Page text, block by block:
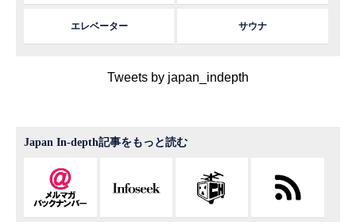
エレベーター サウナ
Tweets by japan_indepth
Japan In-depth記事をもっと読む